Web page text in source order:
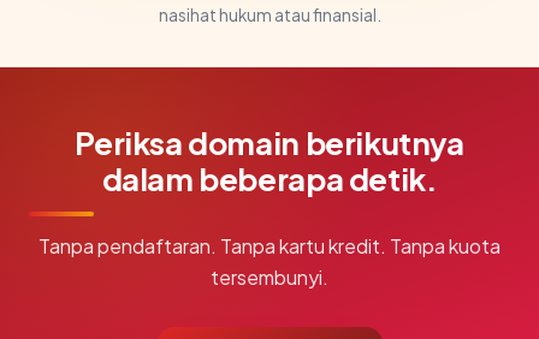
nasihat hukum atau finansial.
Periksa domain berikutnya
dalam beberapa detik.
Tanpa pendaftaran. Tanpa kartu kredit. Tanpa kuota
tersembunyi.